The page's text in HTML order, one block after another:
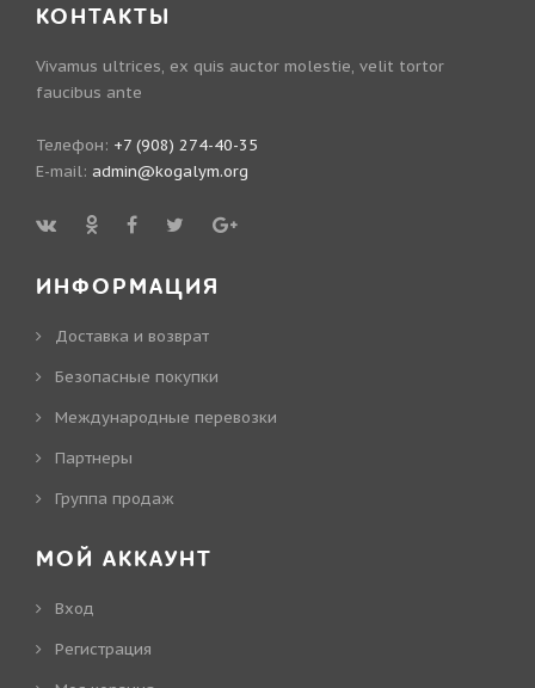
КОНТАКТЫ
Vivamus ultrices, ex quis auctor molestie, velit tortor
faucibus ante
Телефон: +7 (908) 274-40-35
E-mail: admin@kogalym.org
ИНФОРМАЦИЯ
Доставка и возврат
Безопасные покупки
Международные перевозки
Партнеры
Группа продаж
МОЙ АККАУНТ
Вход
Регистрация